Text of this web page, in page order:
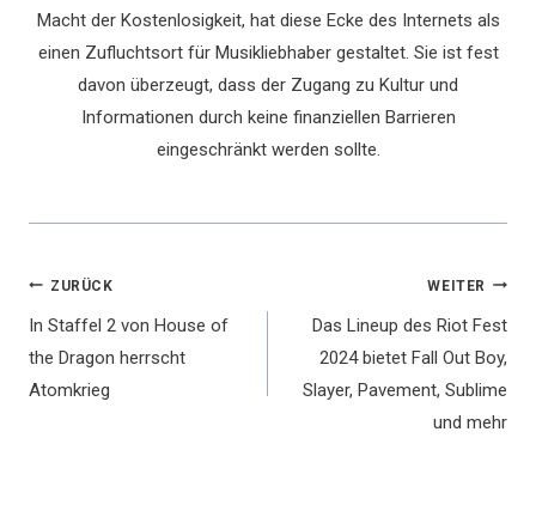
Macht der Kostenlosigkeit, hat diese Ecke des Internets als
einen Zufluchtsort für Musikliebhaber gestaltet. Sie ist fest
davon überzeugt, dass der Zugang zu Kultur und
Informationen durch keine finanziellen Barrieren
eingeschränkt werden sollte.
Beitragsnavigation
ZURÜCK
In Staffel 2 von House of
the Dragon herrscht
Atomkrieg
WEITER
Das Lineup des Riot Fest
2024 bietet Fall Out Boy,
Slayer, Pavement, Sublime
und mehr